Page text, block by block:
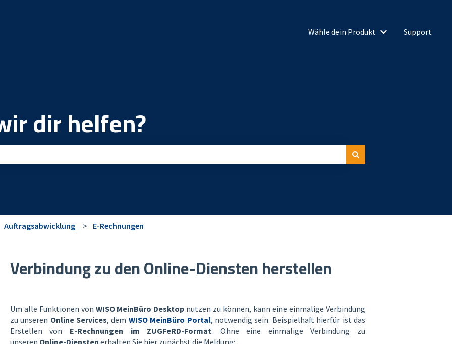
Wähle dein Produkt
Untermenü für
Support
dir helfen?
Auftragsabwicklung E-Rechnungen
Verbindung zu den Online-Diensten herstellen
Um alle Funktionen von WISO MeinBüro Desktop nutzen zu können, kann eine einmalige Verbindung
zu unseren Online Services, dem WISO MeinBüro Portal, notwendig sein. Beispielhaft hierfür ist das
Erstellen von E-Rechnungen im ZUGFeRD-Format. Ohne eine einmalige Verbindung zu
unseren Online-Diensten erhalten Sie hier zunächst die Meldung: